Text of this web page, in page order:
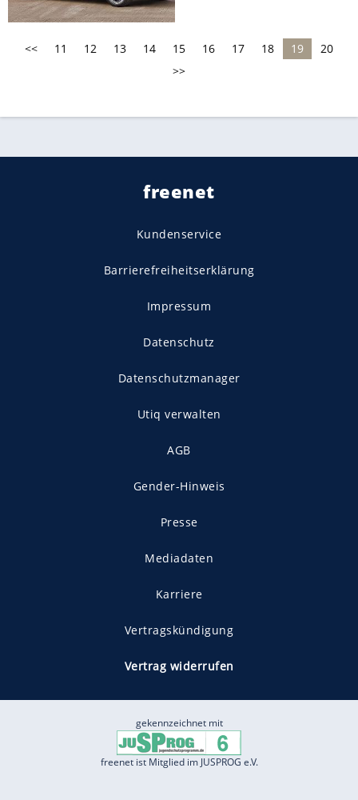
<< 11 12 13 14 15 16 17 18 19
20
>>
freenet
Kundenservice
Barrierefreiheitserklärung
Impressum
Datenschutz
Datenschutzmanager
Utiq verwalten
AGB
Gender-Hinweis
Presse
Mediadaten
Karriere
Vertragskündigung
Vertrag widerrufen
gekennzeichnet mit
freenet ist Mitglied im JUSPROG e.V.